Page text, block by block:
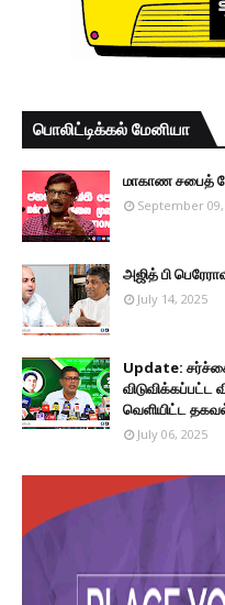
பொலிட்டிக்கல் மேனியா
மாகாண சபைத்
September 09,
அஜித் பி
July 14, 2025
Update:
விடுவிக்கப்பட்ட
வெளியிட்ட
July 06, 2025